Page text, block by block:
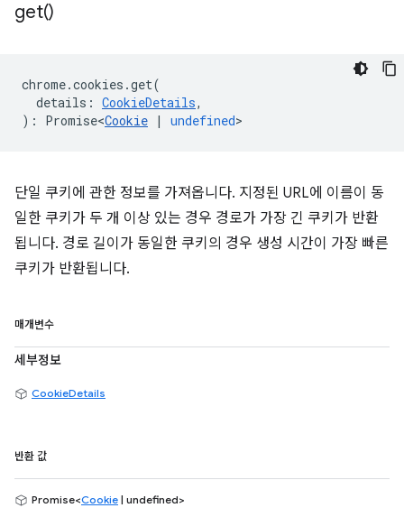
get()
chrome.cookies .get(
details : CookieDetails,
) : Promise<Cookie | undefined>
단일 쿠키에 관한 정보를 가져옵니다. 지정된 URL에 이름이 동
일한 쿠키가 두 개 이상 있는 경우 경로가 가장 긴 쿠키가 반환
됩니다. 경로 길이가 동일한 쿠키의 경우 생성 시간이 가장 빠른
쿠키가 반환됩니다.
매개변수
세부정보
CookieDetails
반환 값
Promise<Cookie | undefined>